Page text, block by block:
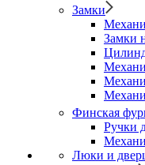
Замки
Замки
Финская
Ручки
Люки и